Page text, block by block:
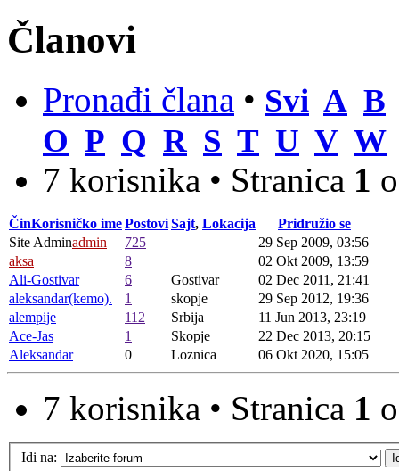
Članovi
Pronađi člana • Svi A B
O P Q R S T U V W
7 korisnika • Stranica 1
ČinKorisničko imePostoviSajt, Lokacija
Pridružio se
Site Adminadmin 725
29 Sep 2009, 03:56
aksa
8
02 Okt 2009, 13:59
Ali-Gostivar
6 Gostivar
02 Dec 2011, 21:41
aleksandar(kemo).
1 skopje
29 Sep 2012, 19:36
alempije
112 Srbija
11 Jun 2013, 23:19
Ace-Jas
1 Skopje
22 Dec 2013, 20:15
Aleksandar
0 Loznica 06 Okt 2020, 15:05
7 korisnika • Stranica 1
Idi na: